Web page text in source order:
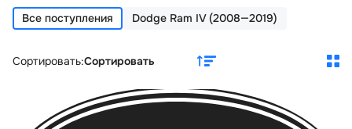
Все поступления Dodge Ram IV (2008—2019)
Сортировать:Сортировать